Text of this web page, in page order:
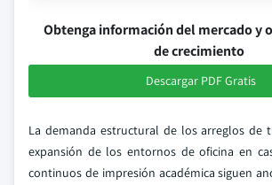
Obtenga información del mercado y
de crecimiento
Descargar PDF Gratis
La demanda estructural de los arreglos de
expansión de los entornos de oficina en
continuos de impresión académica siguen